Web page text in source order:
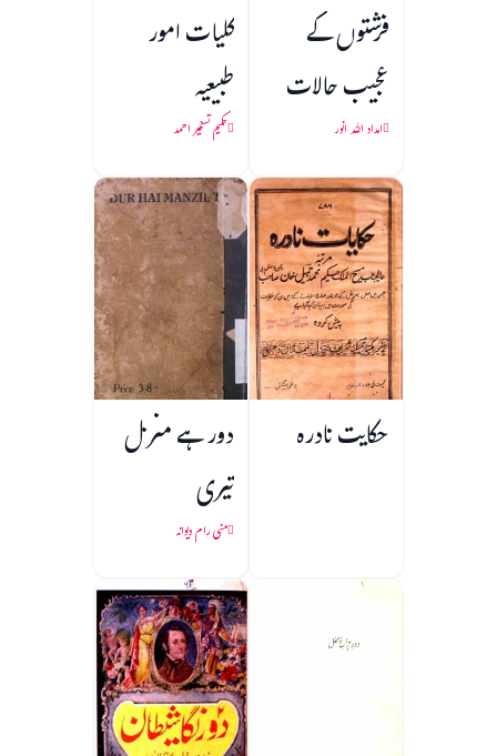
فرشتوں کے
عجیب حالات
امداد اللہ انور
کلیات امور
طبیعیہ
حکیم تسخیر احمد
حکایت نادرہ دور ہے منزل
تیری
منی رام دیوانہ